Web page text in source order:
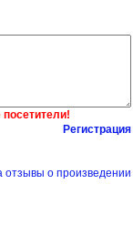
Регистрация
отзывы о произведении